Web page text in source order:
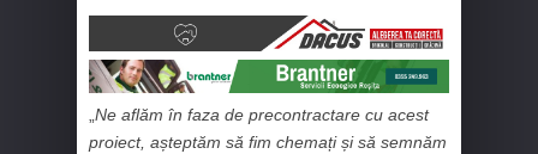
Ne aflăm în faza de precontractare cu acest
proiect, așteptăm să fim chemați și să semnăm